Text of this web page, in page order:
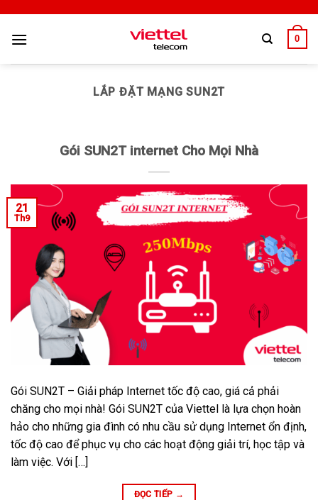
0
LẮP ĐẶT MẠNG SUN2T
Gói SUN2T internet Cho Mọi Nhà
21
Th9
Gói SUN2T – Giải pháp Internet tốc độ cao, giá cả phải
chăng cho mọi nhà! Gói SUN2T của Viettel là lựa chọn hoàn
hảo cho những gia đình có nhu cầu sử dụng Internet ổn định,
tốc độ cao để phục vụ cho các hoạt động giải trí, học tập và
làm việc. Với […]
ĐỌC TIẾP →